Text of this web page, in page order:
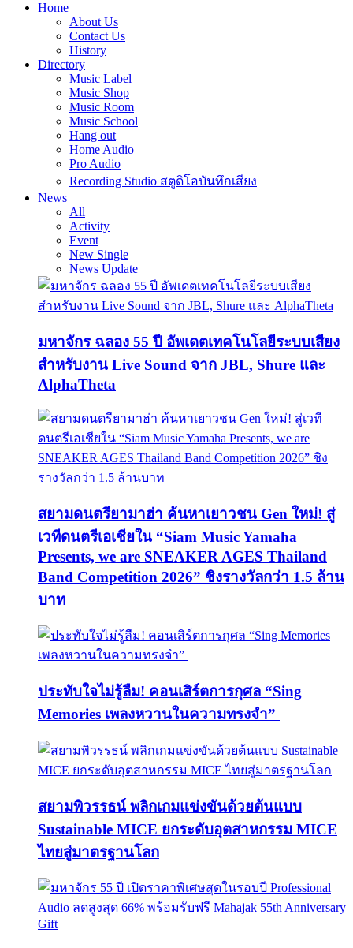
Home
About Us
Contact Us
History
Directory
Music Label
Music Shop
Music Room
Music School
Hang out
Home Audio
Pro Audio
Recording Studio สตูดิโอบันทึกเสียง
News
All
Activity
Event
New Single
News Update
มหาจักร ฉลอง 55 ปี อัพเดตเทคโนโลยีระบบเสียง
สำหรับงาน Live Sound จาก JBL, Shure และ
AlphaTheta
สยามดนตรียามาฮ่า ค้นหาเยาวชน Gen ใหม่! สู่
เวทีดนตรีเอเชียใน “Siam Music Yamaha
Presents, we are SNEAKER AGES Thailand
Band Competition 2026” ชิงรางวัลกว่า 1.5 ล้าน
บาท
ประทับใจไม่รู้ลืม! คอนเสิร์ตการกุศล “Sing
Memories เพลงหวานในความทรงจำ”
สยามพิวรรธน์ พลิกเกมแข่งขันด้วยต้นแบบ
Sustainable MICE ยกระดับอุตสาหกรรม MICE
ไทยสู่มาตรฐานโลก